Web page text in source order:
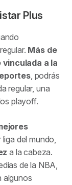
Plus
Más de
a la
, podrás
regular, una
playoff.
del mundo,
a la cabeza.
de la NBA,
algunos